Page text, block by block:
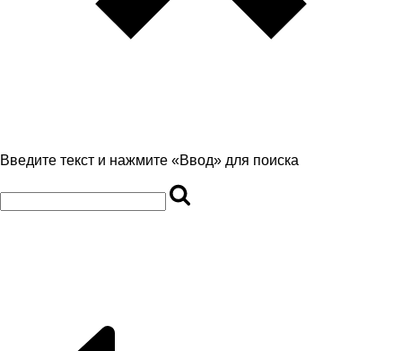
Введите текст и нажмите «Ввод» для поиска